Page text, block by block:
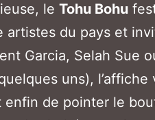
le Tohu Bohu
artistes du pays et
Garcia, Selah Sue
uns),
enfin de pointer le